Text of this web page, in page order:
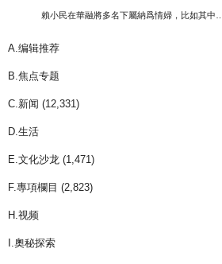
賴小民在華融將多名下屬納爲情婦，比如其中…
A.编辑推荐
B.焦点专题
C.新闻 (12,331)
D.生活
E.文化沙龙 (1,471)
F.專項欄目 (2,823)
H.视频
I.奧秘探索